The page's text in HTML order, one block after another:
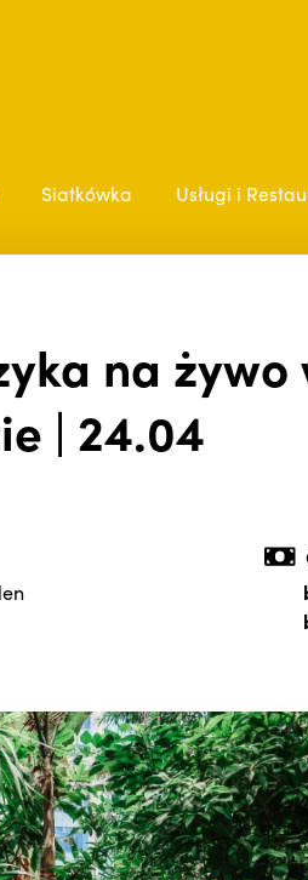
Siatkówka Usługi i
na
| 24.04